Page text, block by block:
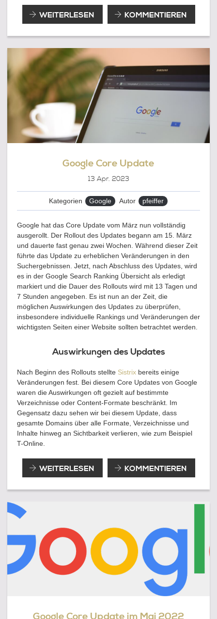
GROSSES G
OOGLE U
PDATE I
RÜHJAHR 2
024
WEITERLESEN KOMMENTIEREN
Google Core Update
13 Apr. 2023
Kategorien Google Autor pfeiffer
Google hat das Core Update vom März nun vollständig
ausgerollt. Der Rollout des Updates begann am 15. März
und dauerte fast genau zwei Wochen. Während dieser Zeit
führte das Update zu erheblichen Veränderungen in den
Suchergebnissen. Jetzt, nach Abschluss des Updates, wird
es in der Google Search Ranking Übersicht als erledigt
markiert und die Dauer des Rollouts wird mit 13 Tagen und
7 Stunden angegeben. Es ist nun an der Zeit, die
möglichen Auswirkungen des Updates zu überprüfen,
insbesondere individuelle Rankings und Veränderungen der
wichtigsten Seiten einer Website sollten betrachtet werden.
Auswirkungen des Updates
Nach Beginn des Rollouts stellte Sistrix bereits einige
Veränderungen fest. Bei diesem Core Updates von Google
waren die Auswirkungen oft gezielt auf bestimmte
Verzeichnisse oder Content-Formate beschränkt. Im
Gegensatz dazu sehen wir bei diesem Update, dass
gesamte Domains über alle Formate, Verzeichnisse und
Inhalte hinweg an Sichtbarkeit verlieren, wie zum Beispiel
T-Online.
GOOGLE
CORE
UPDATE
WEITERLESEN KOMMENTIEREN